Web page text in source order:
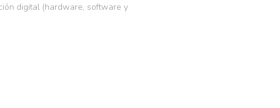
digital (hardware, software y